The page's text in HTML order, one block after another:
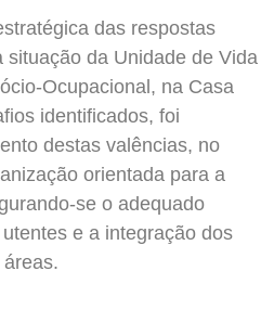
das respostas
da Unidade de Vida
Ocupacional, na Casa
identificados, foi
destas valências, no
orientada para a
se o adequado
e a integração dos